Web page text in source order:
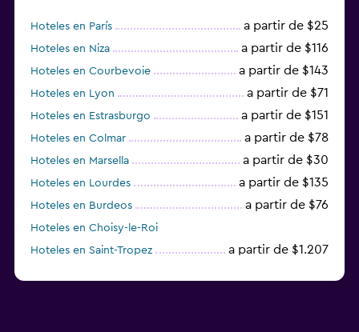
Hoteles en París a partir de $25
Hoteles en Niza a partir de $116
Hoteles en Courbevoie a partir de $143
Hoteles en Lyon a partir de $71
Hoteles en Estrasburgo a partir de $151
Hoteles en Colmar a partir de $78
Hoteles en Marsella a partir de $30
Hoteles en Lourdes a partir de $135
Hoteles en Burdeos a partir de $76
Hoteles en Choisy-le-Roi
Hoteles en Saint-Tropez
a partir de $1.207